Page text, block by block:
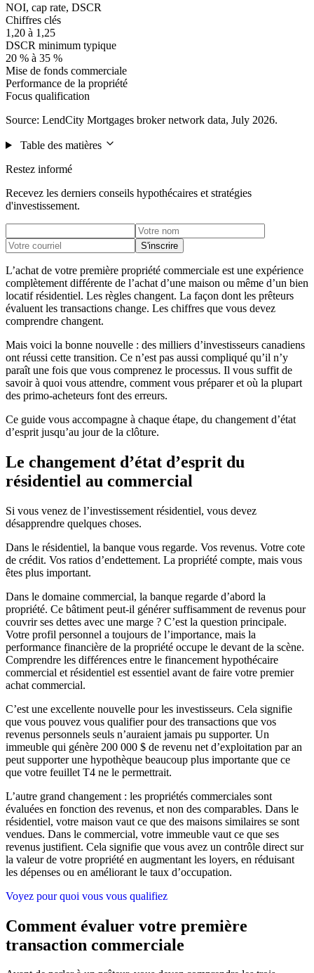
NOI, cap rate, DSCR
Chiffres clés
1,20 à 1,25
DSCR minimum typique
20 % à 35 %
Mise de fonds commerciale
Performance de la propriété
Focus qualification
Source: LendCity Mortgages broker network data, July 2026.
Table des matières
Restez informé
Recevez les derniers conseils hypothécaires et stratégies
d'investissement.
S'inscrire
L’achat de votre première propriété commerciale est une expérience
complètement différente de l’achat d’une maison ou même d’un bien
locatif résidentiel. Les règles changent. La façon dont les prêteurs
évaluent les transactions change. Les chiffres que vous devez
comprendre changent.
Mais voici la bonne nouvelle : des milliers d’investisseurs canadiens
ont réussi cette transition. Ce n’est pas aussi compliqué qu’il n’y
paraît une fois que vous comprenez le processus. Il vous suffit de
savoir à quoi vous attendre, comment vous préparer et où la plupart
des primo-acheteurs font des erreurs.
Ce guide vous accompagne à chaque étape, du changement d’état
d’esprit jusqu’au jour de la clôture.
Le changement d’état d’esprit du
résidentiel au commercial
Si vous venez de l’investissement résidentiel, vous devez
désapprendre quelques choses.
Dans le résidentiel, la banque vous regarde. Vos revenus. Votre cote
de crédit. Vos ratios d’endettement. La propriété compte, mais vous
êtes plus important.
Dans le domaine commercial, la banque regarde d’abord la
propriété. Ce bâtiment peut-il générer suffisamment de revenus pour
couvrir ses dettes avec une marge ? C’est la question principale.
Votre profil personnel a toujours de l’importance, mais la
performance financière de la propriété occupe le devant de la scène.
Comprendre les différences entre le financement hypothécaire
commercial et résidentiel est essentiel avant de faire votre premier
achat commercial.
C’est une excellente nouvelle pour les investisseurs. Cela signifie
que vous pouvez vous qualifier pour des transactions que vos
revenus personnels seuls n’auraient jamais pu supporter. Un
immeuble qui génère 200 000 $ de revenu net d’exploitation par an
peut supporter une hypothèque beaucoup plus importante que ce
que votre feuillet T4 ne le permettrait.
L’autre grand changement : les propriétés commerciales sont
évaluées en fonction des revenus, et non des comparables. Dans le
résidentiel, votre maison vaut ce que des maisons similaires se sont
vendues. Dans le commercial, votre immeuble vaut ce que ses
revenus justifient. Cela signifie que vous avez un contrôle direct sur
la valeur de votre propriété en augmentant les loyers, en réduisant
les dépenses ou en améliorant le taux d’occupation.
Voyez pour quoi vous vous qualifiez
Comment évaluer votre première
transaction commerciale